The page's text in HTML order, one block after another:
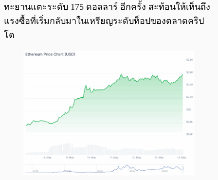
ทะยานแตะระดับ 175 ดอลลาร์ อีกครั้ง สะท้อนให้เห็นถึง
แรงซื้อที่เริ่มกลับมาในเหรียญระดับท็อปของตลาดคริป
โต